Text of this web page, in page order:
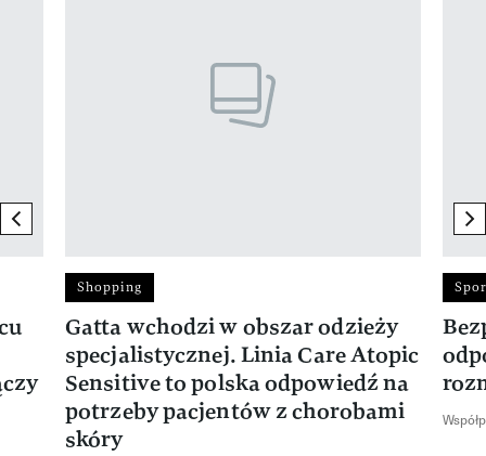
previous element
Shopping
Gatta wchodzi w obszar odzieży
specjalistycznej. Linia Care Atopic
Sensitive to polska odpowiedź na
potrzeby pacjentów z chorobami
skóry